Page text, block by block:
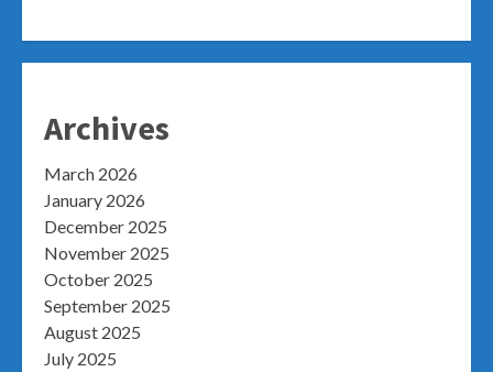
Archives
March 2026
January 2026
December 2025
November 2025
October 2025
September 2025
August 2025
July 2025